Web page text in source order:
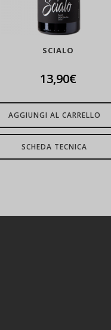
SCIALO
13,90€
AGGIUNGI AL CARRELLO
SCHEDA TECNICA